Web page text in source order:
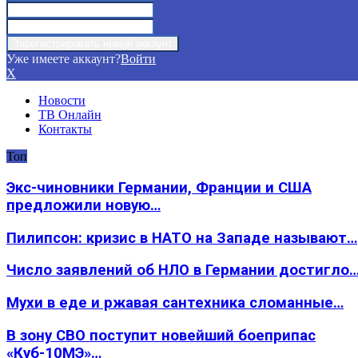
Уже имеете аккаунт?Войти
X
Новости
ТВ Онлайн
Контакты
Топ
Экс-чиновники Германии, Франции и США
предложили новую…
Пилипсон: кризис в НАТО на Западе называют…
Число заявлений об НЛО в Германии
Мухи в еде и ржавая сантехника сломанные…
В зону СВО поступит новейший боеприпас
«Куб-10МЭ»…